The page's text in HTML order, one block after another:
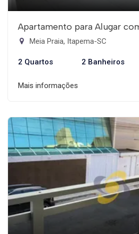
Apartamento para Alugar
Meia Praia, Itapema-SC
2 Quartos 2 Banheiros
Mais informações